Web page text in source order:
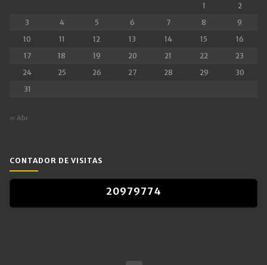
1
2
3
4 5 6 7 8
9
10
11 12 13 14 15
16
17
18 19 20 21 22
23
24
25 26 27 28 29
30
31
« Abr
CONTADOR DE VISITAS
20979774